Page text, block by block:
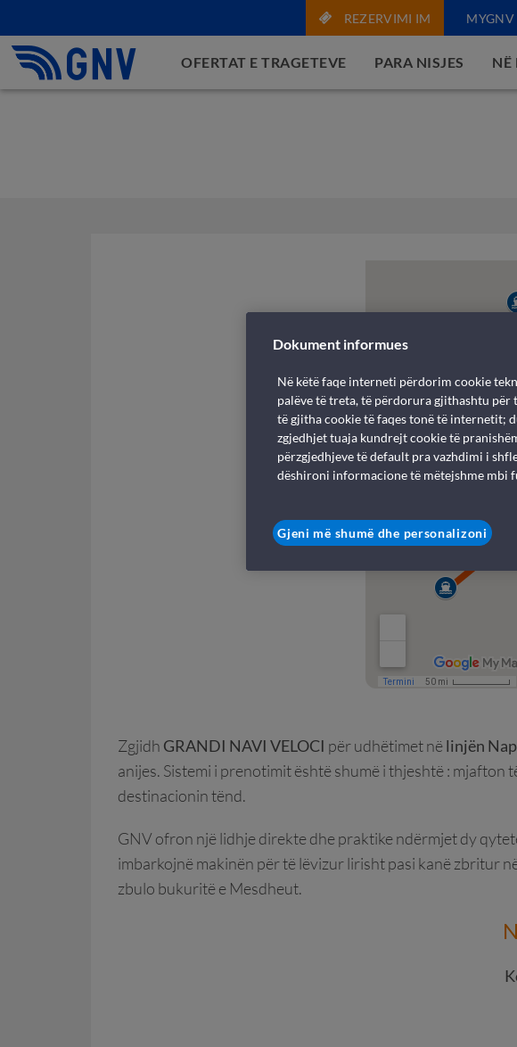
REZERVIMI IM MYGNV
OFERTAT E TRAGETEVE PARA NISJES NË
Zgjidh GRANDI NAVI VELOCI për udhëtimet nëlinjën
anijes. Sistemi i prenotimit është shumë i thjeshtë :
destinacionin tënd.
GNV ofron një lidhje direkte dhe praktike ndërmjet dy
imbarkojnë makinën për të lëvizur lirisht pasi kanë zbritur
zbulo bukuritë e Mesdheut.
Dokument informues
Në këtë faqe interneti përdorim cookie
palëve të treta, të përdorura gjithashtu
të gjitha cookie të faqes tonë të internetit;
zgjedhjet tuaja kundrejt cookie të
përzgjedhjeve të default pra vazhdimi i
dëshironi informacione të mëtejshme mbi
Gjeni më shumë dhe personalizoni